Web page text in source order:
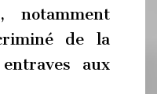
, notamment
de la
aux